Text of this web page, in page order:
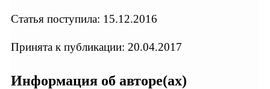
Статья поступила: 15.12.2016
Принята к публикации: 20.04.2017
Информация об авторе(ах)